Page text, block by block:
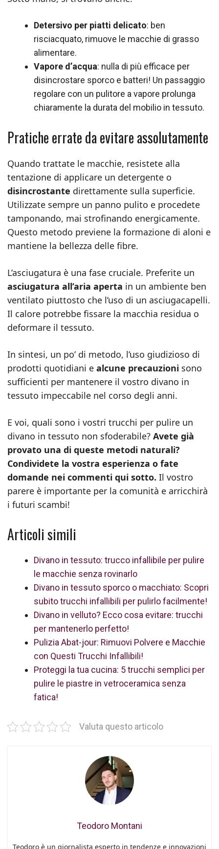
Detersivo per piatti delicato: ben
risciacquato, rimuove le macchie di grasso
alimentare.
Vapore d’acqua: nulla di più efficace per
disincrostare sporco e batteri! Un passaggio
regolare con un pulitore a vapore prolunga
chiaramente la durata del mobilio in tessuto.
Pratiche errate da evitare assolutamente
Quando trattate le macchie, resistete alla
tentazione di applicare un detergente o
disincrostante direttamente sulla superficie.
Utilizzate sempre un panno pulito e procedete
tamponando, mai strofinando energicamente.
Questo metodo previene la formazione di aloni e
mantiene la bellezza delle fibre.
L’asciugatura è una fase cruciale. Preferite un
asciugatura all’aria aperta in un ambiente ben
ventilato piuttosto che l’uso di un asciugacapelli.
Il calore potrebbe fissare la macchia residua o
deformare il tessuto.
In sintesi, un po’ di metodo, l’uso giudizioso di
prodotti quotidiani e alcune precauzioni sono
sufficienti per mantenere il vostro divano in
tessuto impeccabile nel corso degli anni.
E voi, quali sono i vostri trucchi per pulire un
divano in tessuto non sfoderabile? Avete già
provato una di queste metodi naturali?
Condividete la vostra esperienza o fate
domande nei commenti qui sotto. Il vostro
parere è importante per la comunità e arricchirà
i futuri scambi!
Articoli simili
Divano in tessuto: trucco infallibile per pulire
le macchie senza rovinarlo
Divano in tessuto sporco o macchiato: Scopri
subito trucchi infallibili per pulirlo facilmente!
Divano in velluto? Ecco cosa evitare: trucchi
per mantenerlo perfetto!
Pulizia Abat-jour: Rimuovi Polvere e Macchie
con Questi Trucchi Infallibili!
Proteggi la tua cucina: 5 trucchi semplici per
pulire le piastre in vetroceramica senza
fatica!
Valuta questo articolo
Teodoro Montani
Teodoro è un giornalista esperto in tendenze e innovazioni